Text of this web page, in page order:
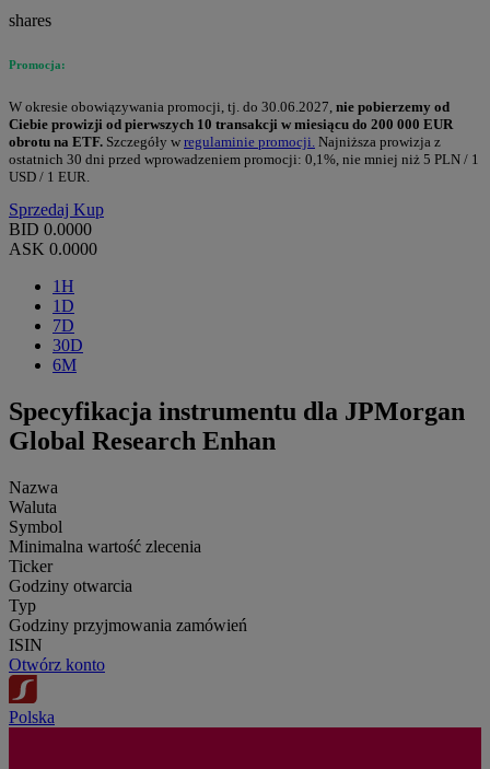
shares
Promocja:
W okresie obowiązywania promocji, tj. do 30.06.2027, nie pobierzemy od
Ciebie prowizji od pierwszych 10 transakcji w miesiącu do 200 000 EUR
obrotu na ETF. Szczegóły w regulaminie promocji. Najniższa prowizja z
ostatnich 30 dni przed wprowadzeniem promocji: 0,1%, nie mniej niż 5 PLN / 1
USD / 1 EUR.
Sprzedaj Kup
BID 0.0000
ASK 0.0000
1H
1D
7D
30D
6M
Specyfikacja instrumentu dla JPMorgan
Global Research Enhan
Nazwa
Waluta
Symbol
Minimalna wartość zlecenia
Ticker
Godziny otwarcia
Typ
Godziny przyjmowania zamówień
ISIN
Otwórz konto
Polska